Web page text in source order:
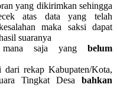
yang dikirimkan sehingga
atas data yang telah
maka saksi dapat
suaranya
mana saja yang belum
rekap Kabupaten/Kota,
Tingkat Desa bahkan